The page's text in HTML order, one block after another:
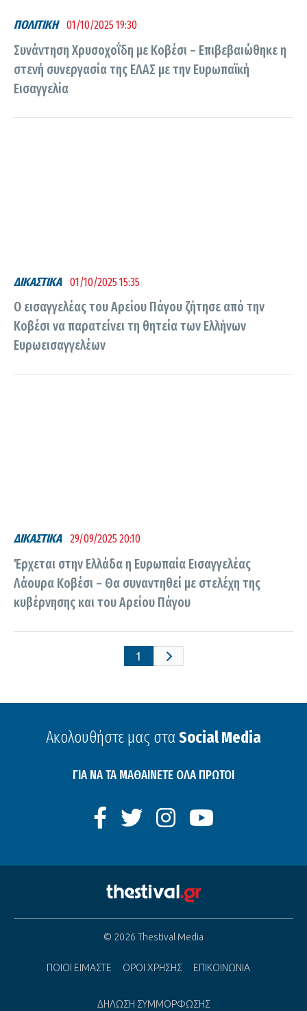
ΠΟΛΙΤΙΚΗ 01/10/2025 19:30
Συνάντηση Χρυσοχοΐδη με Κοβέσι – Επιβεβαιώθηκε η
στενή συνεργασία της ΕΛΑΣ με την Ευρωπαϊκή
Εισαγγελία
ΔΙΚΑΣΤΙΚΑ 01/10/2025 15:35
Ο εισαγγελέας του Αρείου Πάγου ζήτησε από την
Κοβέσι να παρατείνει τη θητεία των Ελλήνων
Ευρωεισαγγελέων
ΔΙΚΑΣΤΙΚΑ 29/09/2025 20:10
Έρχεται στην Ελλάδα η Ευρωπαία Εισαγγελέας
Λάουρα Κοβέσι – Θα συναντηθεί με στελέχη της
κυβέρνησης και του Αρείου Πάγου
1
Ακολουθήστε μας στα Social Media
ΓΙΑ ΝΑ ΤΑ ΜΑΘΑΙΝΕΤΕ ΟΛΑ ΠΡΩΤΟΙ
© 2026 Thestival Media
ΠΟΙΟΙ ΕΙΜΑΣΤΕ ΟΡΟΙ ΧΡΗΣΗΣ ΕΠΙΚΟΙΝΩΝΙΑ
ΔΗΛΩΣΗ ΣΥΜΜΟΡΦΩΣΗΣ